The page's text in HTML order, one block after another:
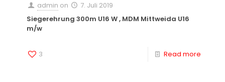
admin on
7. Juli 2019
Siegerehrung 300m U16 W , MDM Mittweida U16
m/w
3 Read more